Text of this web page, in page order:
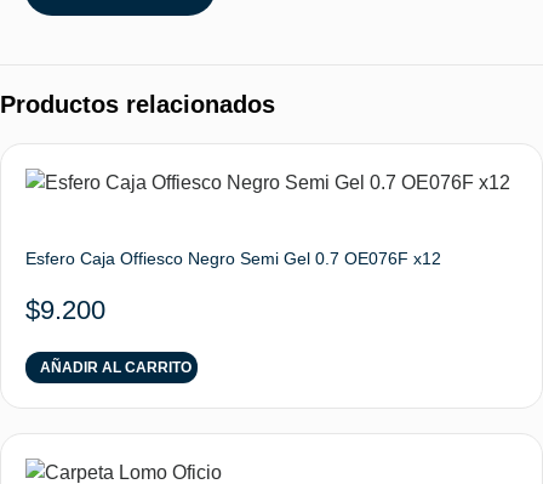
Productos relacionados
Esfero Caja Offiesco Negro Semi Gel 0.7 OE076F x12
$9.200
AÑADIR AL CARRITO